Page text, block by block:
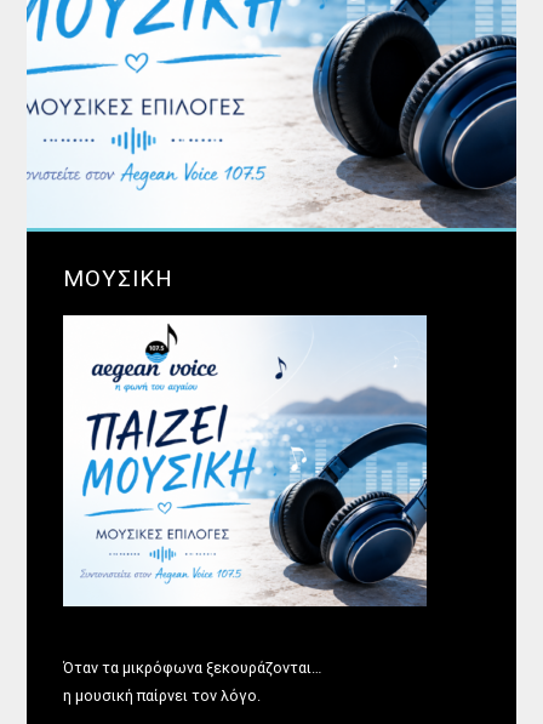
ΜΟΥΣΙΚΗ
Όταν τα μικρόφωνα ξεκουράζονται…
η μουσική παίρνει τον λόγο.